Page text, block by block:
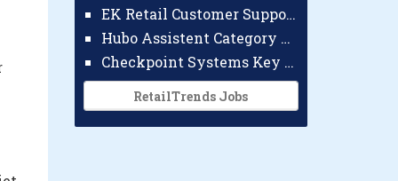
EK Retail Customer Support Omnichannel
Hubo Assistent Category Manager
Checkpoint Systems Key Accountmanager Benelux
RetailTrends Jobs